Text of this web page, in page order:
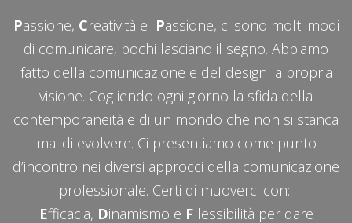
Passione, Creatività e Passione, ci sono molti modi
di comunicare, pochi lasciano il segno. Abbiamo
fatto della comunicazione e del design la propria
visione. Cogliendo ogni giorno la sfida della
contemporaneità e di un mondo che non si stanca
mai di evolvere. Ci presentiamo come punto
d’incontro nei diversi approcci della comunicazione
professionale. Certi di muoverci con:
Efficacia, Dinamismo e F lessibilità per dare